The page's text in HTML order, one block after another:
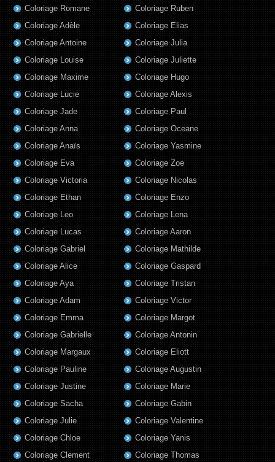
Coloriage Romane
Coloriage Adèle
Coloriage Antoine
Coloriage Louise
Coloriage Maxime
Coloriage Lucie
Coloriage Jade
Coloriage Anna
Coloriage Anaïs
Coloriage Eva
Coloriage Victoria
Coloriage Ethan
Coloriage Leo
Coloriage Lucas
Coloriage Gabriel
Coloriage Alice
Coloriage Aya
Coloriage Adam
Coloriage Emma
Coloriage Gabrielle
Coloriage Ruben
Coloriage Elias
Coloriage Julia
Coloriage Juliette
Coloriage Hugo
Coloriage Alexis
Coloriage Paul
Coloriage Oceane
Coloriage Yasmine
Coloriage Zoe
Coloriage Nicolas
Coloriage Enzo
Coloriage Lena
Coloriage Aaron
Coloriage Mathilde
Coloriage Gaspard
Coloriage Tristan
Coloriage Victor
Coloriage Margot
Coloriage Antonin
Coloriage Margaux
Coloriage Pauline
Coloriage Justine
Coloriage Sacha
Coloriage Julie
Coloriage Chloe
Coloriage Clement
Coloriage Eliott
Coloriage Augustin
Coloriage Marie
Coloriage Gabin
Coloriage Valentine
Coloriage Yanis
Coloriage Thomas